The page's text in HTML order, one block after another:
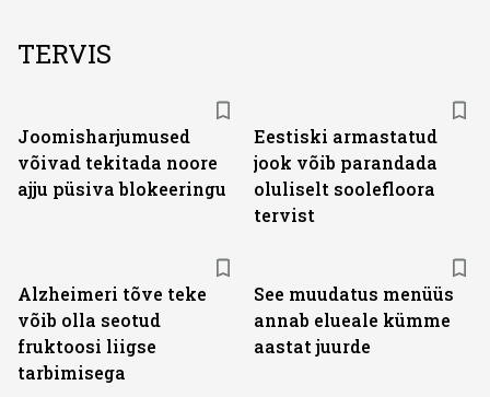
TERVIS
Joomisharjumused
võivad tekitada noore
ajju püsiva blokeeringu
Eestiski armastatud
jook võib parandada
oluliselt soolefloora
tervist
Alzheimeri tõve teke
võib olla seotud
fruktoosi liigse
tarbimisega
See muudatus menüüs
annab elueale kümme
aastat juurde